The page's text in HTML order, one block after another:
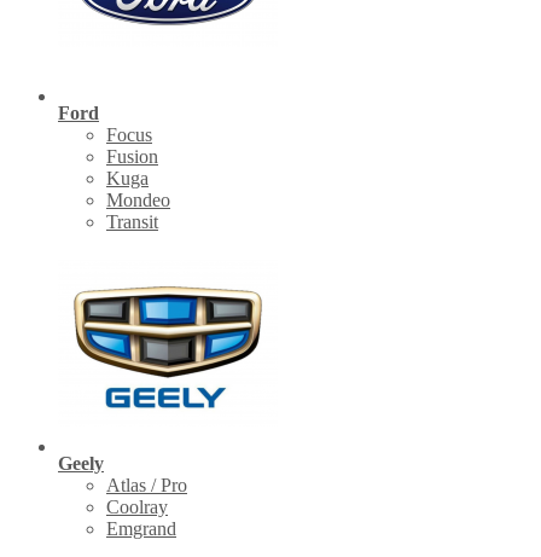
Ford
Focus
Fusion
Kuga
Mondeo
Transit
Geely
Atlas / Pro
Coolray
Emgrand